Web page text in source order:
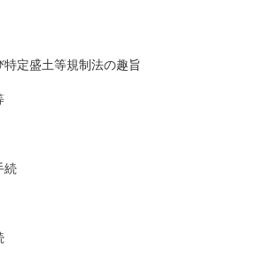
定盛土等規制法の趣旨
続